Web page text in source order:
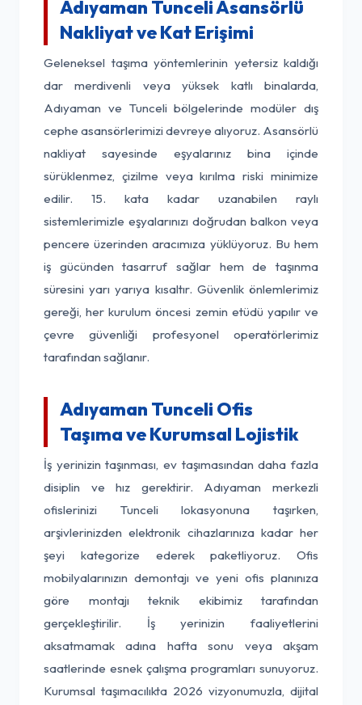
Adıyaman Tunceli Asansörlü
Nakliyat ve Kat Erişimi
Geleneksel taşıma yöntemlerinin yetersiz kaldığı
dar merdivenli veya yüksek katlı binalarda,
Adıyaman ve Tunceli bölgelerinde modüler dış
cephe asansörlerimizi devreye alıyoruz. Asansörlü
nakliyat sayesinde eşyalarınız bina içinde
sürüklenmez, çizilme veya kırılma riski minimize
edilir. 15. kata kadar uzanabilen raylı
sistemlerimizle eşyalarınızı doğrudan balkon veya
pencere üzerinden aracımıza yüklüyoruz. Bu hem
iş gücünden tasarruf sağlar hem de taşınma
süresini yarı yarıya kısaltır. Güvenlik önlemlerimiz
gereği, her kurulum öncesi zemin etüdü yapılır ve
çevre güvenliği profesyonel operatörlerimiz
tarafından sağlanır.
Adıyaman Tunceli Ofis
Taşıma ve Kurumsal Lojistik
İş yerinizin taşınması, ev taşımasından daha fazla
disiplin ve hız gerektirir. Adıyaman merkezli
ofislerinizi Tunceli lokasyonuna taşırken,
arşivlerinizden elektronik cihazlarınıza kadar her
şeyi kategorize ederek paketliyoruz. Ofis
mobilyalarınızın demontajı ve yeni ofis planınıza
göre montajı teknik ekibimiz tarafından
gerçekleştirilir. İş yerinizin faaliyetlerini
aksatmamak adına hafta sonu veya akşam
saatlerinde esnek çalışma programları sunuyoruz.
Kurumsal taşımacılıkta 2026 vizyonumuzla, dijital